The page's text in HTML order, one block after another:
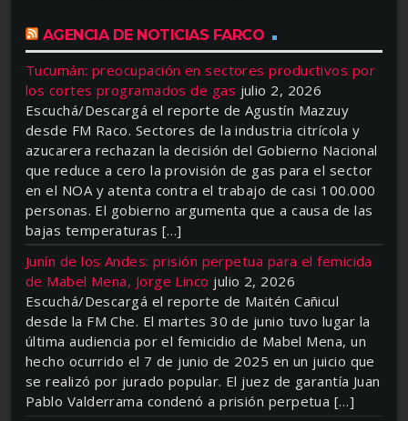
AGENCIA DE NOTICIAS FARCO
Tucumán: preocupación en sectores productivos por
los cortes programados de gas julio 2, 2026
Escuchá/Descargá el reporte de Agustín Mazzuy
desde FM Raco. Sectores de la industria citrícola y
azucarera rechazan la decisión del Gobierno Nacional
que reduce a cero la provisión de gas para el sector
en el NOA y atenta contra el trabajo de casi 100.000
personas. El gobierno argumenta que a causa de las
bajas temperaturas […]
Junín de los Andes: prisión perpetua para el femicida
de Mabel Mena, Jorge Linco julio 2, 2026
Escuchá/Descargá el reporte de Maitén Cañicul
desde la FM Che. El martes 30 de junio tuvo lugar la
última audiencia por el femicidio de Mabel Mena, un
hecho ocurrido el 7 de junio de 2025 en un juicio que
se realizó por jurado popular. El juez de garantía Juan
Pablo Valderrama condenó a prisión perpetua […]